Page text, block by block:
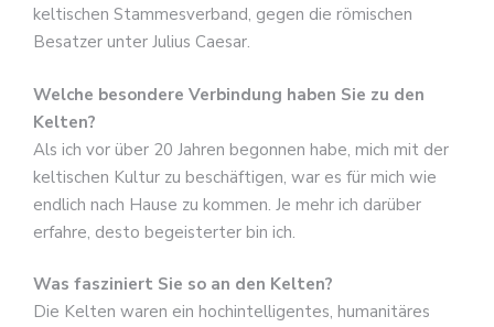
keltischen Stammesverband, gegen die römischen
Besatzer unter Julius Caesar.
Welche besondere Verbindung haben Sie zu den
Kelten?
Als ich vor über 20 Jahren begonnen habe, mich mit der
keltischen Kultur zu beschäftigen, war es für mich wie
endlich nach Hause zu kommen. Je mehr ich darüber
erfahre, desto begeisterter bin ich.
Was fasziniert Sie so an den Kelten?
Die Kelten waren ein hochintelligentes, humanitäres